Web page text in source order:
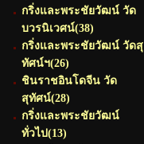
กริ่งและพระชัยวัฒน์ วัด
บวรนิเวศน์(38)
กริ่งและพระชัยวัฒน์ วัดสุ
ทัศน์ฯ(26)
ชินราชอินโดจีน วัด
สุทัศน์(28)
กริ่งและพระชัยวัฒน์
ทั่วไป(13)